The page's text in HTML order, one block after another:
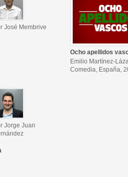
José Membrive
Ocho apellidos
Emilio Martínez-
Comedia, España,
Jorge Juan